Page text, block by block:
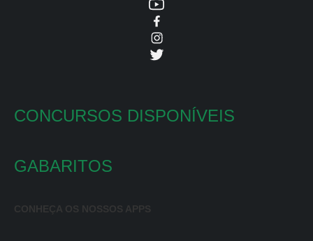
CONCURSOS DISPONÍVEIS
GABARITOS
CONHEÇA OS NOSSOS APPS